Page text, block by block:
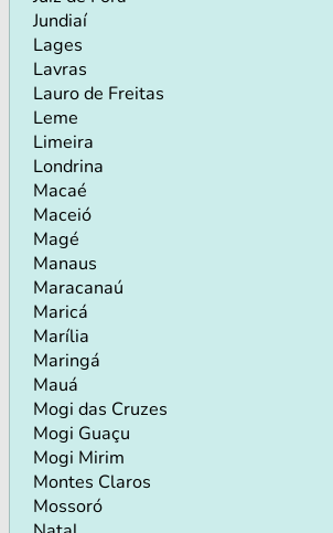
Jundiaí
Lages
Lavras
Lauro de Freitas
Leme
Limeira
Londrina
Macaé
Maceió
Magé
Manaus
Maracanaú
Maricá
Marília
Maringá
Mauá
Mogi das Cruzes
Mogi Guaçu
Mogi Mirim
Montes Claros
Mossoró